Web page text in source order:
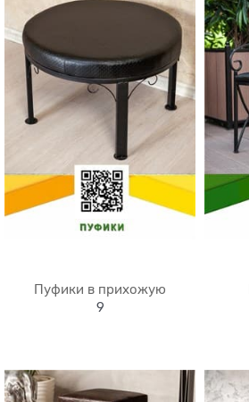
Пуфики в прихожую
9